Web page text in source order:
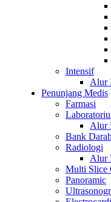
Intensif
Alur
Penunjang Medis
Farmasi
Alur
Bank
Radiologi
Alur
Multi Slice
Panoramic